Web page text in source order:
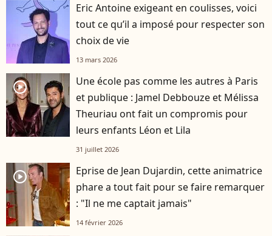
Eric Antoine exigeant en coulisses, voici
tout ce qu’il a imposé pour respecter son
choix de vie
13 mars 2026
player2
Une école pas comme les autres à Paris
et publique : Jamel Debbouze et Mélissa
Theuriau ont fait un compromis pour
leurs enfants Léon et Lila
31 juillet 2026
player2
Eprise de Jean Dujardin, cette animatrice
phare a tout fait pour se faire remarquer
: "Il ne me captait jamais"
14 février 2026